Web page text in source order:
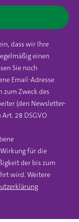
dass wir Ihre
einen
Sie noch
Email-Adresse
zum Zweck des
(den Newsletter-
28 DSGVO
für die
der bis zum
wird. Weitere